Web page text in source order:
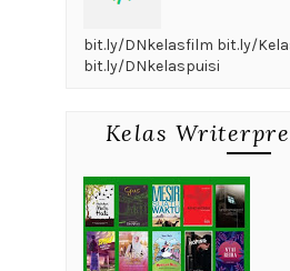
bit.ly/DNkelasfilm bit.ly/
bit.ly/DNkelaspuisi
Kelas